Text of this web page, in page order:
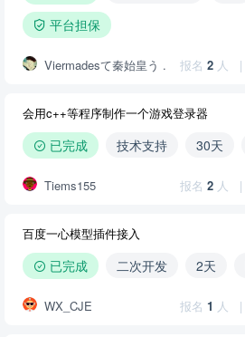
平台担保
Viermadesて秦始皇う . 报名 2 人 |
会用c++等程序制作一个游戏登录器
已完成 技术支持 30天
Tiems155 报名 2 人 |
百度一心模型插件接入
已完成 二次开发 2天
WX_CJE 报名 1 人 |